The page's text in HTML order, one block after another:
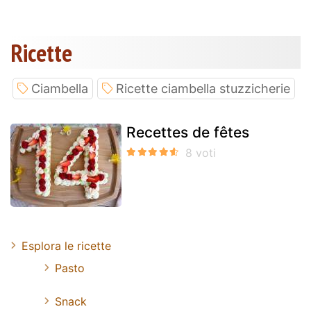
Ricette
Ciambella Ricette ciambella stuzzicherie
Recettes de fêtes
Esplora le ricette
Pasto
Snack